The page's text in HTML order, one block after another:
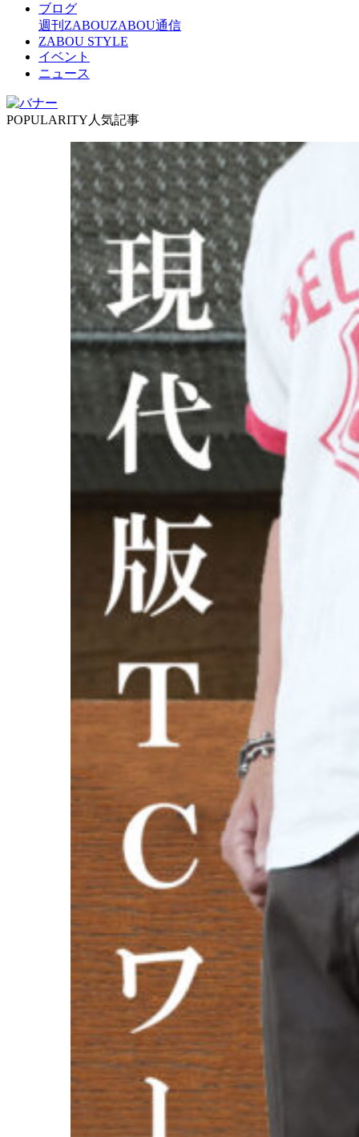
ブログ
週刊ZABOUZABOU通信
ZABOU STYLE
イベント
ニュース
POPULARITY人気記事